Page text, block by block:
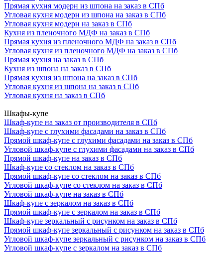
Прямая кухня модерн из шпона на заказ в СПб
Угловая кухня модерн из шпона на заказ в СПб
Угловая кухня модерн на заказ в СПб
Кухня из пленочного МДФ на заказ в СПб
Прямая кухня из пленочного МДФ на заказ в СПб
Угловая кухня из пленочного МДФ на заказ в СПб
Прямая кухня на заказ в СПб
Кухня из шпона на заказ в СПб
Прямая кухня из шпона на заказ в СПб
Угловая кухня из шпона на заказ в СПб
Угловая кухня на заказ в СПб
Шкафы-купе
Шкаф-купе на заказ от производителя в СПб
Шкаф-купе с глухими фасадами на заказ в СПб
Прямой шкаф-купе с глухими фасадами на заказ в СПб
Угловой шкаф-купе с глухими фасадами на заказ в СПб
Прямой шкаф-купе на заказ в СПб
Шкаф-купе со стеклом на заказ в СПб
Прямой шкаф-купе со стеклом на заказ в СПб
Угловой шкаф-купе со стеклом на заказ в СПб
Угловой шкаф-купе на заказ в СПб
Шкаф-купе с зеркалом на заказ в СПб
Прямой шкаф-купе с зеркалом на заказ в СПб
Шкаф-купе зеркальный с рисунком на заказ в СПб
Прямой шкаф-купе зеркальный с рисунком на заказ в СПб
Угловой шкаф-купе зеркальный с рисунком на заказ в СПб
Угловой шкаф-купе с зеркалом на заказ в СПб